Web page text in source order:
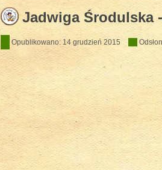
Dziecięcy Teatr Muzyczny HEJO w
Jadwiga Środulska
Opublikowano: 14 grudzień 2015